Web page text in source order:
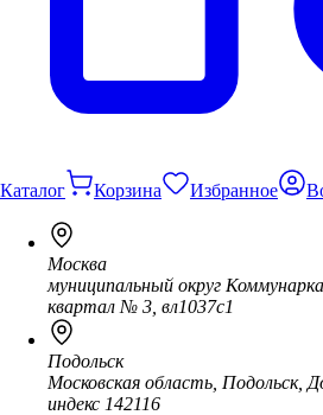
Каталог Корзина Избранное
Москва
муниципальный округ
квартал № 3, вл1037с1
Подольск
Московская область, Подольск,
индекс 142116